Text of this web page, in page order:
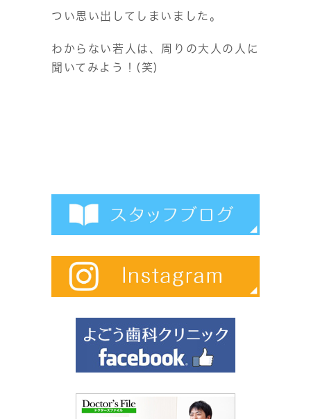
つい思い出してしまいました。
わからない若人は、周りの大人の人に
聞いてみよう！(笑)